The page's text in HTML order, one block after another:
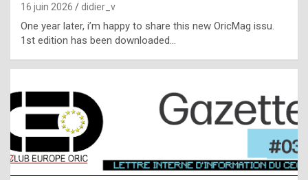
l
t
t
s
t
16 juin 2026 didier_v
One year later, i’m happy to share this new OricMag issu.
1st edition has been downloaded…